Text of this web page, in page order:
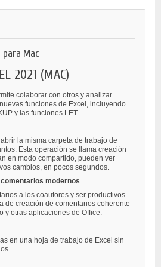
para Mac
2021 (MAC)
colaborar con otros y analizar
funciones de Excel, incluyendo
y las funciones LET
la misma carpeta de trabajo de
Esta operación se llama creación
en modo compartido, pueden ver
cambios, en pocos segundos.
modernos
a los coautores y ser productivos
de creación de comentarios coherente
y otras aplicaciones de Office.
en una hoja de trabajo de Excel sin